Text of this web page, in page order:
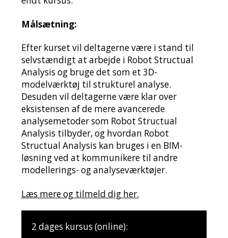
Målsætning:
Efter kurset vil deltagerne være i stand til
selvstændigt at arbejde i Robot Structual
Analysis og bruge det som et 3D-
modelværktøj til strukturel analyse.
Desuden vil deltagerne være klar over
eksistensen af de mere avancerede
analysemetoder som Robot Structual
Analysis tilbyder, og hvordan Robot
Structual Analysis kan bruges i en BIM-
løsning ved at kommunikere til andre
modellerings- og analyseværktøjer.
Læs mere og tilmeld dig her.
2 dages kursus (online):